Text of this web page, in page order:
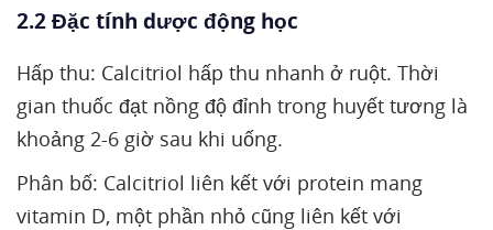
2.2 Đặc tính dược động học
Hấp thu: Calcitriol hấp thu nhanh ở ruột. Thời
gian thuốc đạt nồng độ đỉnh trong huyết tương là
khoảng 2-6 giờ sau khi uống.
Phân bố: Calcitriol liên kết với protein mang
vitamin D, một phần nhỏ cũng liên kết với